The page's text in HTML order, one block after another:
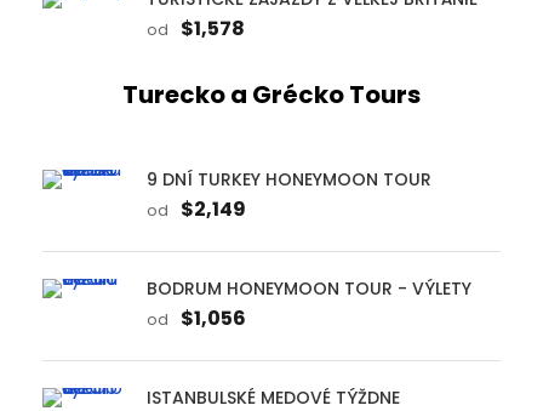
od $1,578
Turecko a Grécko Tours
9 DNÍ TURKEY HONEYMOON TOUR
od $2,149
BODRUM HONEYMOON TOUR - VÝLETY
od $1,056
ISTANBULSKÉ MEDOVÉ TÝŽDNE